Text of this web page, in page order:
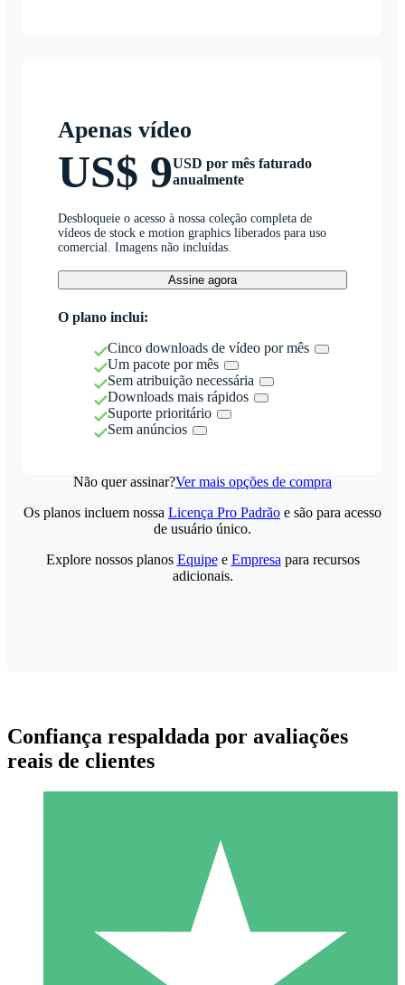
Apenas vídeo
US$ 9USD por mês faturado
anualmente
Desbloqueie o acesso à nossa coleção completa de
vídeos de stock e motion graphics liberados para uso
comercial. Imagens não incluídas.
Assine agora
O plano inclui:
Cinco downloads de vídeo por mês
Um pacote por mês
Sem atribuição necessária
Downloads mais rápidos
Suporte prioritário
Sem anúncios
Não quer assinar?Ver mais opções de compra
Pacotes de Créditos Individuais
Pague conforme o uso com créditos de download. Sem
Os planos incluem nossa Licença Pro Padrão e são para acesso
de usuário único.
Explore nossos planos Equipee Empresa para recursos
adicionais.
Confiança respaldada por avaliações
reais de clientes